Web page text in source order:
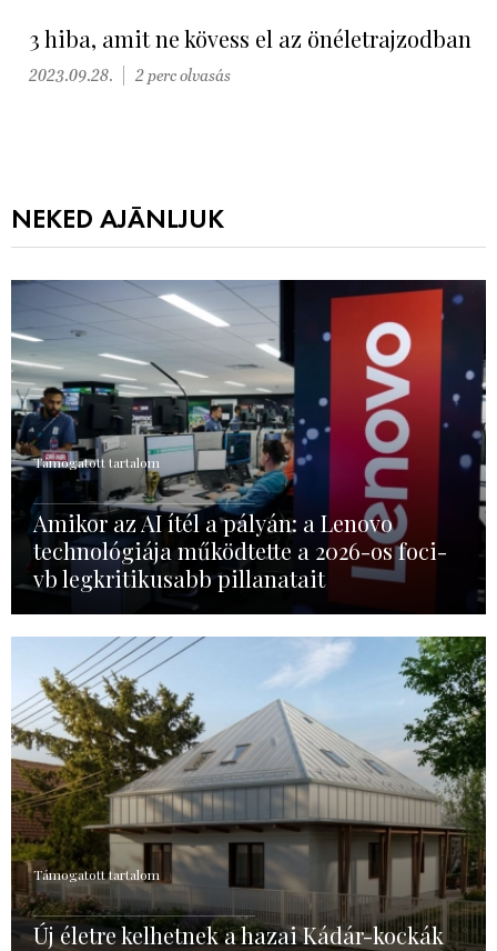
3 hiba, amit ne kövess el az önéletrajzodban
2023.09.28. 2 perc olvasás
NEKED AJÁNLJUK
Támogatott tartalom
Amikor az AI ítél a pályán: a Lenovo
technológiája működtette a 2026-os foci-
vb legkritikusabb pillanatait
Támogatott tartalom
Új életre kelhetnek a hazai Kádár-kockák